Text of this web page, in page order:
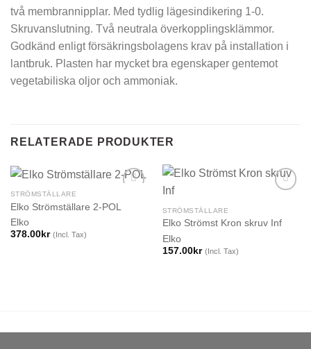
två membrannipplar. Med tydlig lägesindikering 1-0.
Skruvanslutning. Två neutrala överkopplingsklämmor.
Godkänd enligt försäkringsbolagens krav på installation i
lantbruk. Plasten har mycket bra egenskaper gentemot
vegetabiliska oljor och ammoniak.
RELATERADE PRODUKTER
STRÖMSTÄLLARE
Elko Strömställare 2-POL
Elko
378.00kr (Incl. Tax)
STRÖMSTÄLLARE
Elko Strömst Kron skruv Inf
Elko
157.00kr (Incl. Tax)